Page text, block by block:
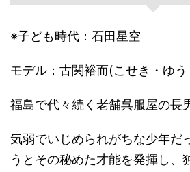
※子ども時代：石田星空
モデル：古関裕而(こせき・ゆう
福島で代々続く老舗呉服屋の長
気弱でいじめられがちな少年だ
うとその秘めた才能を発揮し、